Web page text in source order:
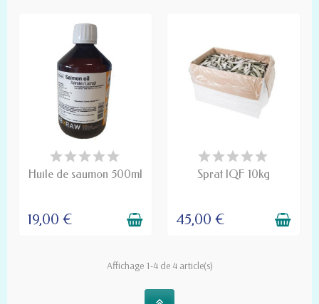
DERNIERS ARTICLES EN
STOCK
Huile de saumon 500ml
19,00 €
DERNIERS ARTICLES EN
STOCK
Sprat IQF 10kg
45,00 €
Affichage 1-4 de 4 article(s)